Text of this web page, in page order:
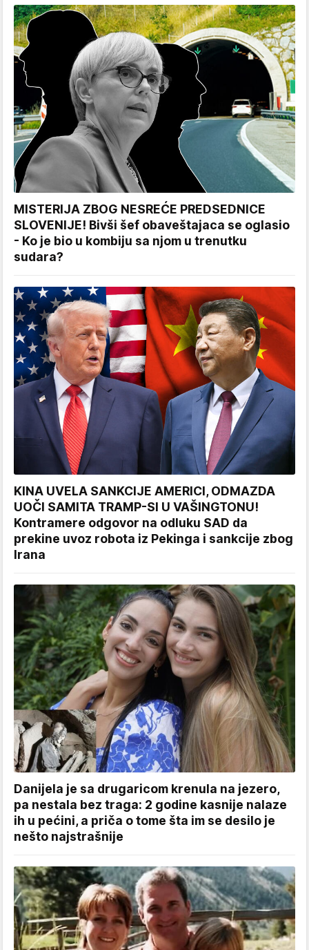
MISTERIJA ZBOG NESREĆE PREDSEDNICE
SLOVENIJE! Bivši šef obaveštajaca se oglasio
- Ko je bio u kombiju sa njom u trenutku
sudara?
KINA UVELA SANKCIJE AMERICI, ODMAZDA
UOČI SAMITA TRAMP-SI U VAŠINGTONU!
Kontramere odgovor na odluku SAD da
prekine uvoz robota iz Pekinga i sankcije zbog
Irana
Danijela je sa drugaricom krenula na jezero,
pa nestala bez traga: 2 godine kasnije nalaze
ih u pećini, a priča o tome šta im se desilo je
nešto najstrašnije